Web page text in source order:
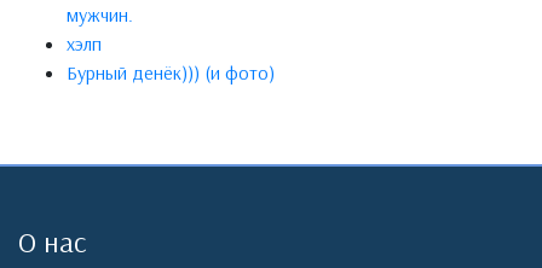
мужчин.
хэлп
Бурный денёк))) (и фото)
О нас